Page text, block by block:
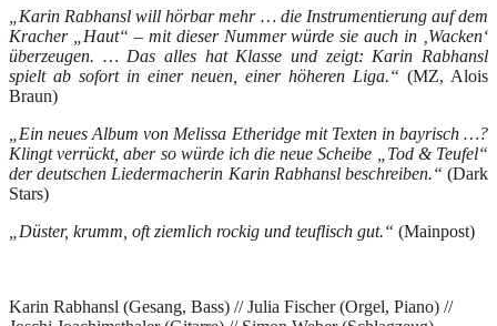
„Karin Rabhansl will hörbar mehr … die Instrumentierung auf dem
Kracher
Haut“ –mit dieser Nummer würde sie auch in ‚Wacken‘
überzeugen. … Das alles hat Klasse und zeigt: Karin Rabhansl
spielt ab sofort in einer neuen, einer höheren Liga.“ (MZ, Alois
Braun)
„Ein neues Album von Melissa Etheridge mit Texten in bayrisch …?
Klingt verrückt, aber so würde ich die neue Scheibe „Tod & Teufel“
der deutschen Liedermacherin Karin Rabhansl beschreiben.“ (Dark
Stars)
Düster, krumm, oft ziemlich rockig und teuflisch gut.“ (Mainpost)
Karin Rabhansl (Gesang, Bass) // Julia Fischer (Orgel, Piano) //